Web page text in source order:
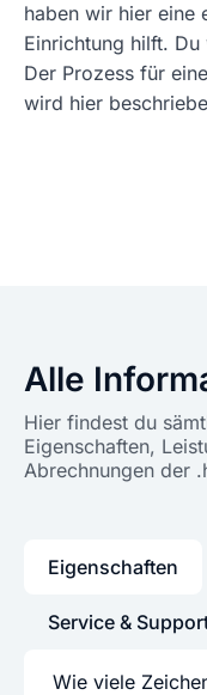
haben wir hier eine
Einrichtung hilft.
Der Prozess für
wird hier
Alle
Hier findest du
Eigenschaften,
Abrechnungen der
Eigenschaften
Wie viele
Service &